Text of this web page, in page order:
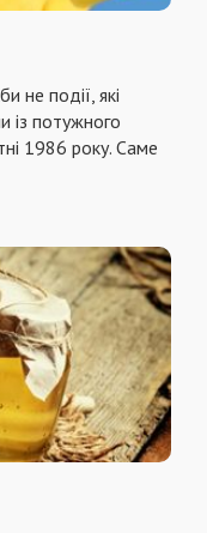
не події, які
із потужного
1986 року. Саме